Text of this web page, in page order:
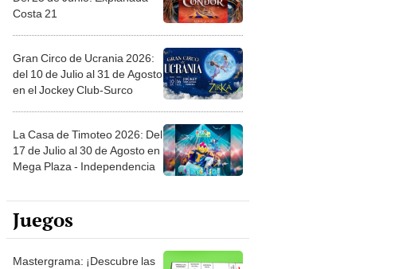
Costa 21
Gran Circo de Ucrania 2026:
del 10 de Julio al 31 de Agosto
en el Jockey Club-Surco
La Casa de Timoteo 2026: Del
17 de Julio al 30 de Agosto en
Mega Plaza - Independencia
Juegos
Mastergrama: ¡Descubre las